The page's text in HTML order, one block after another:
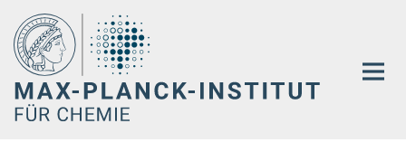
Hauptinhalt